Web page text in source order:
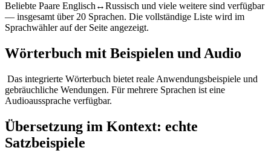
Beliebte Paare Englisch↔Russisch und viele weitere sind verfügbar
— insgesamt über 20 Sprachen. Die vollständige Liste wird im
Sprachwähler auf der Seite angezeigt.
Wörterbuch mit Beispielen und Audio
Das integrierte Wörterbuch bietet reale Anwendungsbeispiele und
gebräuchliche Wendungen. Für mehrere Sprachen ist eine
Audioaussprache verfügbar.
Übersetzung im Kontext: echte
Satzbeispiele